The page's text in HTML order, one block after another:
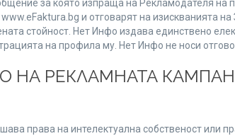
за която изпраща на Рекламодателя на
и отговарят на изискванията
стойност. Нет Инфо издава единствено
на профила му. Нет Инфо не носи
НА РЕКЛАМНАТА
права на интелектуална собственост или